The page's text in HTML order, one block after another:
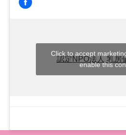
認定NPO法人 乳房
Click to accept
enable this